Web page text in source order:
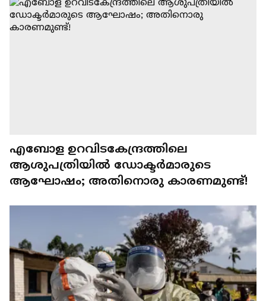
എബോള ഉറവിടകേന്ദ്രത്തിലെ
ആശുപത്രിയില്‍ ഡോക്ടര്‍മാരുടെ
ആഘോഷം; അതിനൊരു കാരണമുണ്ട്!